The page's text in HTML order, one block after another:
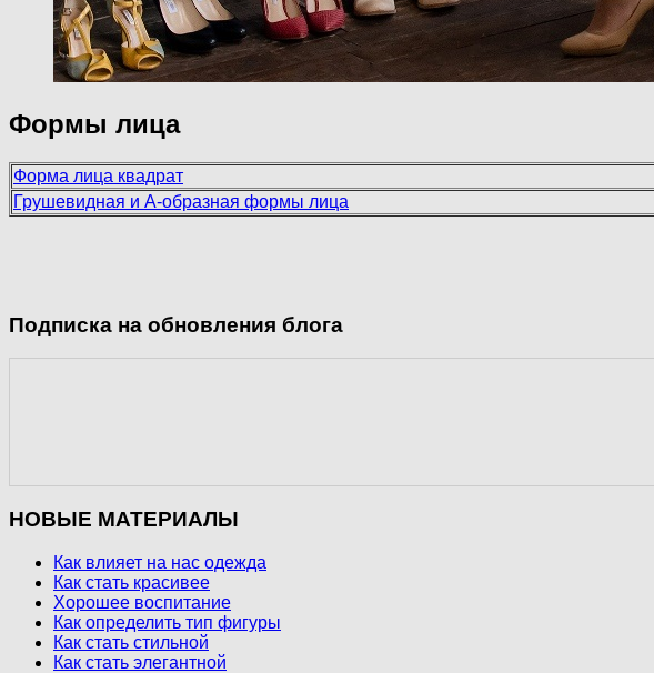
Формы лица
Форма лица квадрат
Грушевидная и А-образная формы лица
Подписка на обновления блога
НОВЫЕ МАТЕРИАЛЫ
Как влияет на нас одежда
Как стать красивее
Хорошее воспитание
Как определить тип фигуры
Как стать стильной
Как стать элегантной